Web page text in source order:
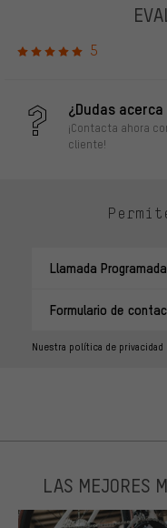
5
¿Dudas
¡Contacta ahora
cliente!
Llamada Programada
Formulario de
Nuestra política de privacidad
LAS MEJORES